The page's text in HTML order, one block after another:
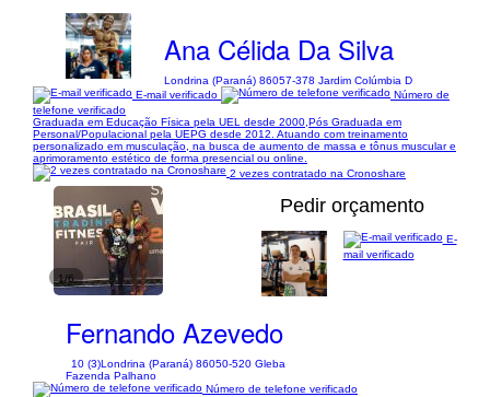
Ana Célida Da Silva
Londrina (Paraná) 86057-378 Jardim Colúmbia D
E-mail verificado
Número de
telefone verificado
Graduada em Educação Física pela UEL desde 2000,Pós Graduada em
Personal/Populacional pela UEPG desde 2012. Atuando com treinamento
personalizado em musculação, na busca de aumento de massa e tônus muscular e
aprimoramento estético de forma presencial ou online.
2 vezes contratado na Cronoshare
1/6
Pedir orçamento
Fernando Azevedo
10 (3)Londrina (Paraná) 86050-520 Gleba
Fazenda Palhano
E-
mail verificado
Número de telefone verificado